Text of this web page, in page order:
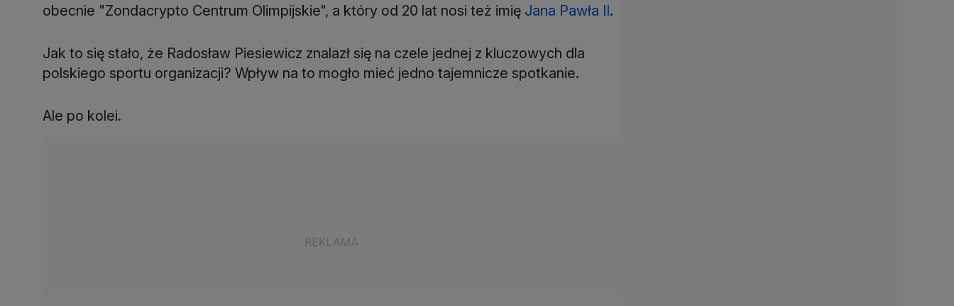
obecnie "Zondacrypto Centrum Olimpijskie", a który od 20 lat nosi też imię Jana Pawła II.
Jak to się stało, że Radosław Piesiewicz znalazł się na czele jednej z kluczowych dla
polskiego sportu organizacji? Wpływ na to mogło mieć jedno tajemnicze spotkanie.
Ale po kolei.